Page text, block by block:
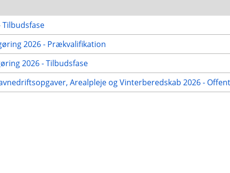
2026 - Prækvalifikation
2026 - Tilbudsfase
Arealpleje og Vinterberedskab 2026 -